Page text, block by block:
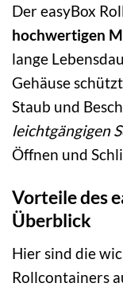
Der easyBox
hochwertigen
lange
Gehäuse
Staub und
leichtgängigen
Öffnen und
Vorteile des
Überblick
Hier sind die
Rollcontainers